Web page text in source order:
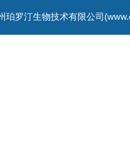
珀罗汀生物技术有限公司